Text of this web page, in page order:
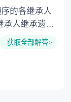
分配遗产
获取全部解答>